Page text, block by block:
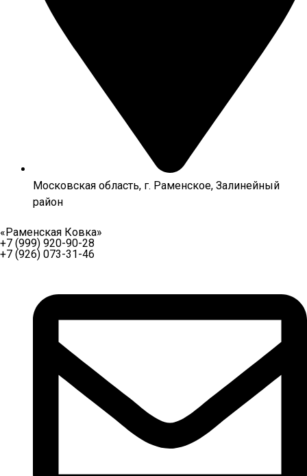
Московская область, г. Раменское, Залинейный
район
«Раменская Ковка»
+7 (999) 920-90-28
+7 (926) 073-31-46